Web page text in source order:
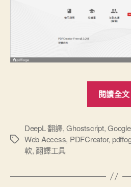
閱讀全文
標
DeepL 翻譯,Ghostscript,
Web Access, PDFCreator,
軟,翻譯工具